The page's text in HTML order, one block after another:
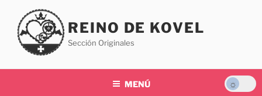
contenido
REINO DE KOVEL
Sección Originales
MENÚ